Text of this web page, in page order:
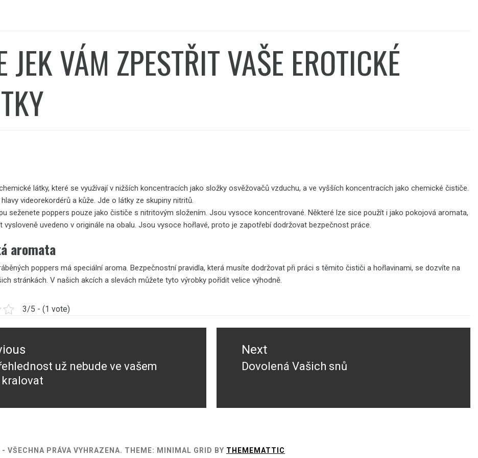
JEK VÁM ZPESTŘIT VAŠE EROTICKÉ
látky, které se využívají v nižších koncentracích jako složky osvěžovačů vzduchu, a ve vyšších koncentracích jako chemické čističe.
videorekordérů a kůže. Jde o látky ze skupiny nitritů.
seženete poppers pouze jako čističe s nitritovým složením. Jsou vysoce koncentrované. Některé lze sice použít i jako pokojová aromata,
vysloveně uvedeno v originále na obalu. Jsou vysoce hořlavé, proto je zapotřebí dodržovat bezpečnost práce.
aromata
poppers má speciální aroma. Bezpečnostní pravidla, která musíte dodržovat při práci s těmito čističi a hořlavinami, se dozvíte na
stránkách. V našich akcích a slevách můžete tyto výrobky pořídit velice výhodně.
3/5 - (1 vote)
už nebude ve vašem
kralovat
Next
Next
Dovolená Vašich snů
VŠECHNA PRÁVA VYHRAZENA. THEME: MINIMAL GRID BY THEMEMATTIC